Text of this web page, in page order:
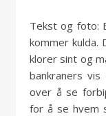
Tekst og foto: Birgitte Simensen Berg Med februar
kommer
klorer sint og
bankraners
over å se
for å se hvem